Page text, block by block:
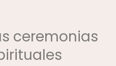
ceremonias